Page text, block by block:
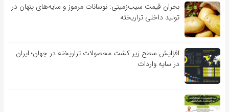
بحران قیمت سیب‌زمینی: نوسانات مرموز و سایه‌های پنهان در
تولید داخلی تراریخته
افزایش سطح زیر کشت محصولات تراریخته در جهان؛ ایران
در سایه واردات